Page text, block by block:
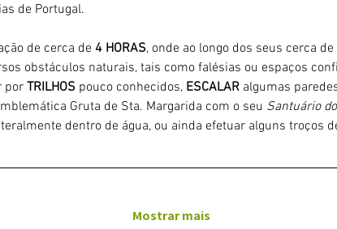
de Portugal.
de cerca de 4 HORAS, onde ao longo dos seus cerca
obstáculos naturais, tais como falésias ou espaços
por TRILHOS pouco conhecidos, ESCALAR algumas
Gruta de Sta. Margarida com o seu Santuário
dentro de água, ou ainda efetuar alguns troços
Mostrar mais